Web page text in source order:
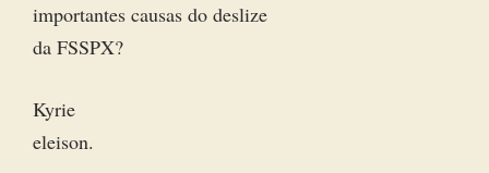
importantes causas do deslize
da FSSPX?
Kyrie
eleison.